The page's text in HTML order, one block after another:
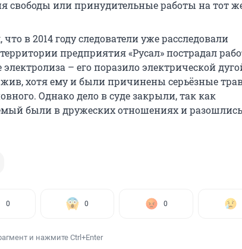
свободы или принудительные работы на тот
в 2014 году следователи уже расследовали
предприятия «Русал» пострадал
– его поразило электрической
хотя ему и были причинены серьёзные
Однако дело в суде закрыли, так как
были в дружеских отношениях и разошлись
0 0 0
и нажмите Ctrl+Enter